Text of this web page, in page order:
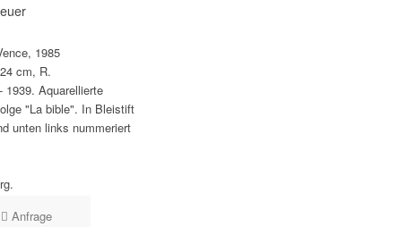
1985
cm, R.
1939. Aquarellierte
"La bible". In Bleistift
unten links nummeriert
Anfrage